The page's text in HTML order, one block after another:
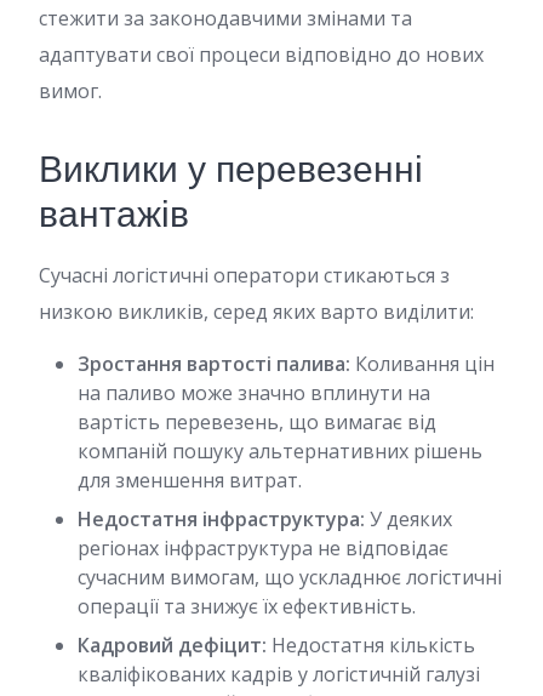
стежити за законодавчими змінами та
адаптувати свої процеси відповідно до нових
вимог.
Виклики у перевезенні
вантажів
Сучасні логістичні оператори стикаються з
низкою викликів, серед яких варто виділити:
Зростання вартості палива: Коливання цін
на паливо може значно вплинути на
вартість перевезень, що вимагає від
компаній пошуку альтернативних рішень
для зменшення витрат.
Недостатня інфраструктура: У деяких
регіонах інфраструктура не відповідає
сучасним вимогам, що ускладнює логістичні
операції та знижує їх ефективність.
Кадровий дефіцит: Недостатня кількість
кваліфікованих кадрів у логістичній галузі